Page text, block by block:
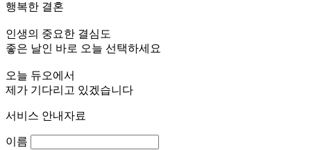
행복한 결혼
인생의 중요한 결심도
좋은 날인 바로 오늘 선택하세요
오늘 듀오에서
제가 기다리고 있겠습니다
서비스 안내자료
이름